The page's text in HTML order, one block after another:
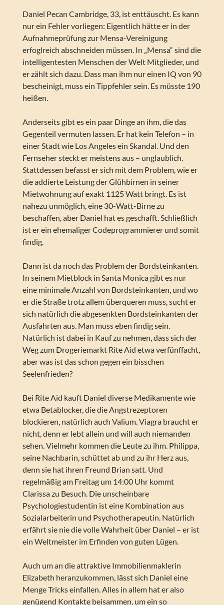
Daniel Pecan Cambridge, 33, ist enttäuscht. Es kann
nur ein Fehler vorliegen: Eigentlich hätte er in der
Aufnahmeprüfung zur Mensa-Vereinigung
erfoglreich abschneiden müssen. In „Mensa“ sind die
intelligentesten Menschen der Welt Mitglieder, und
er zählt sich dazu. Dass man ihm nur einen IQ von 90
bescheinigt, muss ein Tippfehler sein. Es müsste 190
heißen.
Anderseits gibt es ein paar Dinge an ihm, die das
Gegenteil vermuten lassen. Er hat kein Telefon – in
einer Stadt wie Los Angeles ein Skandal. Und den
Fernseher steckt er meistens aus – unglaublich.
Stattdessen befasst er sich mit dem Problem, wie er
die addierte Leistung der Glühbirnen in seiner
Mietwohnung auf exakt 1125 Watt bringt. Es ist
nahezu unmöglich, eine 30-Watt-Birne zu
beschaffen, aber Daniel hat es geschafft. Schließlich
ist er ein ehemaliger Codeprogrammierer und somit
findig.
Dann ist da noch das Problem der Bordsteinkanten.
In seinem Mietblock in Santa Monica gibt es nur
eine minimale Anzahl von Bordsteinkanten, und wo
er die Straße trotz allem überqueren muss, sucht er
sich natürlich die abgesenkten Bordsteinkanten der
Ausfahrten aus. Man muss eben findig sein.
Natürlich ist dabei in Kauf zu nehmen, dass sich der
Weg zum Drogeriemarkt Rite Aid etwa verfünffacht,
aber was ist das schon gegen ein bisschen
Seelenfrieden?
Bei Rite Aid kauft Daniel diverse Medikamente wie
etwa Betablocker, die die Angstrezeptoren
blockieren, natürlich auch Valium. Viagra braucht er
nicht, denn er lebt allein und will auch niemanden
sehen. Vielmehr kommen die Leute zu ihm. Philippa,
seine Nachbarin, schüttet ab und zu ihr Herz aus,
denn sie hat ihren Freund Brian satt. Und
regelmäßig am Freitag um 14:00 Uhr kommt
Clarissa zu Besuch. Die unscheinbare
Psychologiestudentin ist eine Kombination aus
Sozialarbeiterin und Psychotherapeutin. Natürlich
erfährt sie nie die volle Wahrheit über Daniel – er ist
ein Weltmeister im Erfinden von guten Lügen.
Auch um an die attraktive Immobilienmaklerin
Elizabeth heranzukommen, lässt sich Daniel eine
Menge Tricks einfallen. Alles in allem hat er also
genügend Kontakte beisammen, um ein so